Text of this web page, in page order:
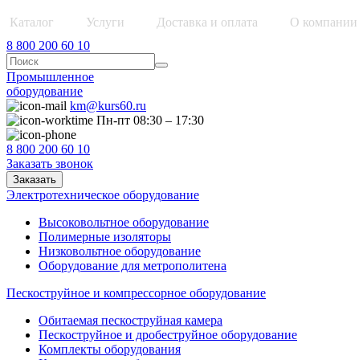
Каталог Услуги Доставка и оплата О компании
8 800 200 60 10
Промышленное
оборудование
km@kurs60.ru
Пн-пт 08:30 – 17:30
8 800 200 60 10
Заказать звонок
Заказать
Электротехническое оборудование
Высоковольтное оборудование
Полимерные изоляторы
Низковольтное оборудование
Оборудование для метрополитена
Пескоструйное и компрессорное оборудование
Обитаемая пескоструйная камера
Пескоструйное и дробеструйное оборудование
Комплекты оборудования